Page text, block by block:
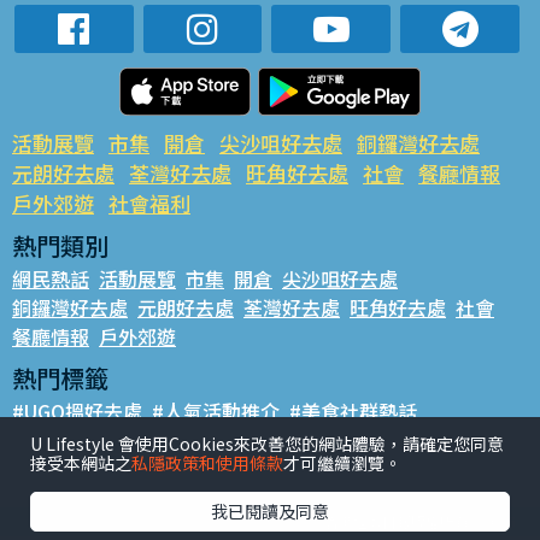
活動展覽 市集 開倉 尖沙咀好去處 銅鑼灣好去處
元朗好去處 荃灣好去處 旺角好去處 社會 餐廳情報
戶外郊遊 社會福利
熱門類別
網民熱話 活動展覽 市集 開倉 尖沙咀好去處
銅鑼灣好去處 元朗好去處 荃灣好去處 旺角好去處 社會
餐廳情報 戶外郊遊
熱門標籤
#UGO搵好去處 #人氣活動推介 #美食社群熱話
#親子玩樂好去處 #ULifestyle應用程式 #限時搶
#UJetso禮物放送 #ULifestyle商戶中心 #著數
香港經濟日報版權所有©2026
U Lifestyle 會使用Cookies來改善您的網站體驗，請確定您同意
接受本網站之私隱政策和使用條款才可繼續瀏覽。
我已閱讀及同意